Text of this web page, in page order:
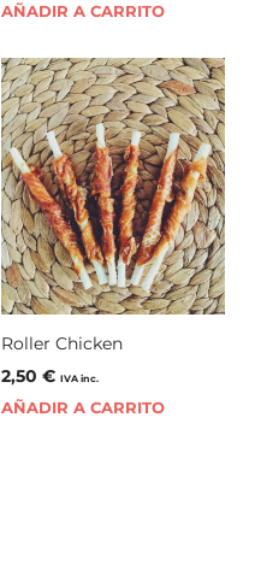
AÑADIR A CARRITO
Roller Chicken
2,50 € IVA inc.
AÑADIR A CARRITO